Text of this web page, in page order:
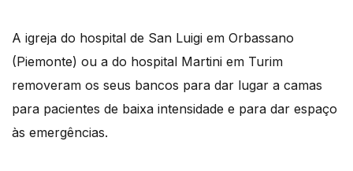
A igreja do hospital de San Luigi em Orbassano
(Piemonte) ou a do hospital Martini em Turim
removeram os seus bancos para dar lugar a camas
para pacientes de baixa intensidade e para dar espaço
às emergências.